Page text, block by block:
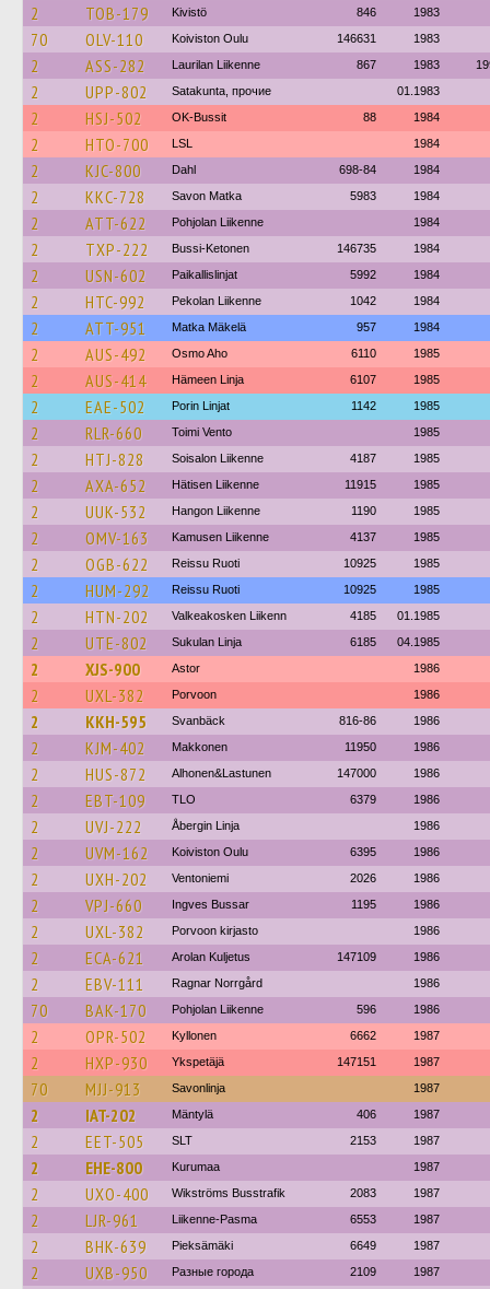
2 TOB-179 Kivistö 846 1983
70 OLV-110 Koiviston Oulu 146631 1983
2 ASS-282 Laurilan Liikenne 867 1983
2 UPP-802 Satakunta, прочие 01.1983
2 HSJ-502 OK-Bussit 88 1984
2 HTO-700 LSL 1984
2 KJC-800 Dahl 698-84 1984
2 KKC-728 Savon Matka 5983 1984
2 ATT-622 Pohjolan Liikenne 1984
2 TXP-222 Bussi-Ketonen 146735 1984
2 USN-602 Paikallislinjat 5992 1984
2 HTC-992 Pekolan Liikenne 1042 1984
2 ATT-951 Matka Mäkelä 957 1984
2 AUS-492 Osmo Aho 6110 1985
2 AUS-414 Hämeen Linja 6107 1985
2 EAE-502 Porin Linjat 1142 1985
2 RLR-660 Toimi Vento 1985
2 HTJ-828 Soisalon Liikenne 4187 1985
2 AXA-652 Hätisen Liikenne 11915 1985
2 UUK-532 Hangon Liikenne 1190 1985
2 OMV-163 Kamusen Liikenne 4137 1985
2 OGB-622 Reissu Ruoti 10925 1985
2 HUM-292 Reissu Ruoti 10925 1985
2 HTN-202 Valkeakosken Liikenn 4185 01.1985
2 UTE-802 Sukulan Linja 6185 04.1985
2 XJS-900 Astor 1986
2 UXL-382 Porvoon 1986
2 KKH-595 Svanbäck 816-86 1986
2 KJM-402 Makkonen 11950 1986
2 HUS-872 Alhonen&Lastunen 147000 1986
2 EBT-109 TLO 6379 1986
2 UVJ-222 Åbergin Linja 1986
2 UVM-162 Koiviston Oulu 6395 1986
2 UXH-202 Ventoniemi 2026 1986
2 VPJ-660 Ingves Bussar 1195 1986
2 UXL-382 Porvoon kirjasto 1986
2 ECA-621 Arolan Kuljetus 147109 1986
2 EBV-111 Ragnar Norrgård 1986
70 BAK-170 Pohjolan Liikenne 596 1986
2 OPR-502 Kyllonen 6662 1987
2 HXP-930 Ykspetäjä 147151 1987
70 MJJ-913 Savonlinja 1987
2 IAT-202 Mäntylä 406 1987
2 EET-505 SLT 2153 1987
2 EHE-800 Kurumaa 1987
2 UXO-400 Wikströms Busstrafik 2083 1987
2 LJR-961 Liikenne-Pasma 6553 1987
2 BHK-639 Pieksämäki 6649 1987
2 UXB-950 Разные города 2109 1987